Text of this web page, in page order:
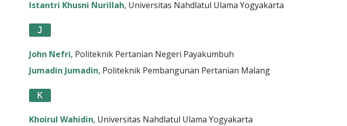
Istantri Khusni Nurillah, Universitas Nahdlatul Ulama Yogyakarta
J
John Nefri, Politeknik Pertanian Negeri Payakumbuh
Jumadin Jumadin, Politeknik Pembangunan Pertanian Malang
K
Khoirul Wahidin, Universitas Nahdlatul Ulama Yogyakarta